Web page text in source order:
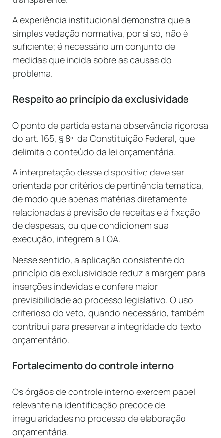
A experiência institucional demonstra que a
simples vedação normativa, por si só, não é
suficiente; é necessário um conjunto de
medidas que incida sobre as causas do
problema.
Respeito ao princípio da exclusividade
O ponto de partida está na observância rigorosa
do art. 165, § 8º, da Constituição Federal, que
delimita o conteúdo da lei orçamentária.
A interpretação desse dispositivo deve ser
orientada por critérios de pertinência temática,
de modo que apenas matérias diretamente
relacionadas à previsão de receitas e à fixação
de despesas, ou que condicionem sua
execução, integrem a LOA.
Nesse sentido, a aplicação consistente do
princípio da exclusividade reduz a margem para
inserções indevidas e confere maior
previsibilidade ao processo legislativo. O uso
criterioso do veto, quando necessário, também
contribui para preservar a integridade do texto
orçamentário.
Fortalecimento do controle interno
Os órgãos de controle interno exercem papel
relevante na identificação precoce de
irregularidades no processo de elaboração
orçamentária.